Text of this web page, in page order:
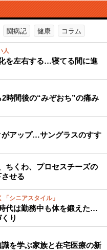
闘病記 健康 コラム
人
を左右する…寝てる間に進
2時間後の“みぞおち”の痛み
アップ…サングラスのすす
ちくわ、プロセスチーズの
せる
シニアスタイル」
代は勤務中も体を鍛えた…
り
を学ぶ家族と在宅医療の新